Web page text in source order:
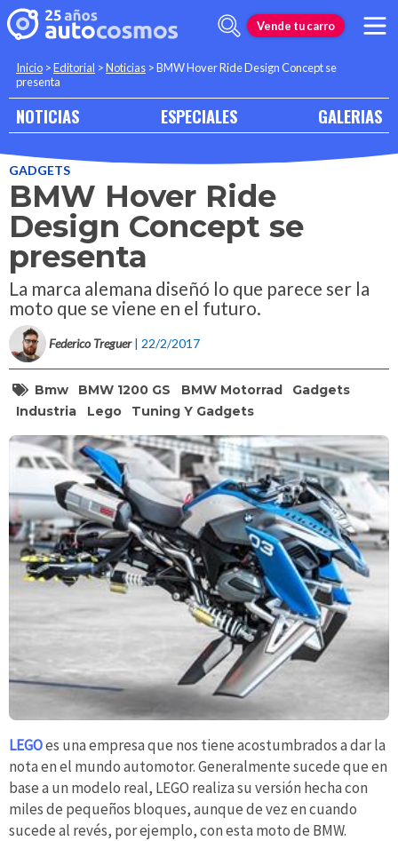
Vende tu carro
Inicio >Editorial >Noticias >BMW Hover Ride Design Concept se
presenta
NOTICIAS ESPECIALES GALERIAS
GADGETS
BMW Hover Ride
Design Concept se
presenta
La marca alemana diseñó lo que parece ser la
moto que se viene en el futuro.
Federico Treguer | 22/2/2017
Bmw BMW 1200 GS BMW Motorrad
Gadgets
Industria
Lego Tuning Y Gadgets
LEGOes una empresa que nos tiene acostumbrados a dar la
nota en el mundo automotor. Generalmente sucede que en
base a un modelo real, LEGO realiza su versión hecha con
miles de pequeños bloques, aunque de vez en cuando
sucede al revés, por ejemplo, con esta moto de BMW.